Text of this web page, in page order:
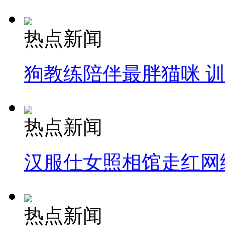
热点新闻
狗教练陪伴最胖猫咪
热点新闻
汉服仕女照相馆走红网
热点新闻